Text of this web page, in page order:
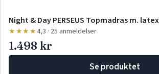
Night & Day PERSEUS Topmadras m.
★★★★4,3 · 25 anmeldelser
1.498 kr
Se produktet